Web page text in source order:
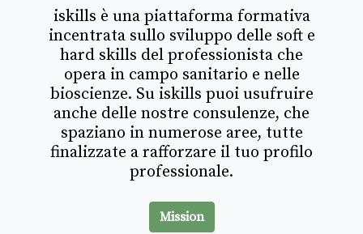
iskills è una piattaforma formativa
incentrata sullo sviluppo delle soft e
hard skills del professionista che
opera in campo sanitario e nelle
bioscienze. Su iskills puoi usufruire
anche delle nostre consulenze, che
spaziano in numerose aree, tutte
finalizzate a rafforzare il tuo profilo
professionale.
Mission